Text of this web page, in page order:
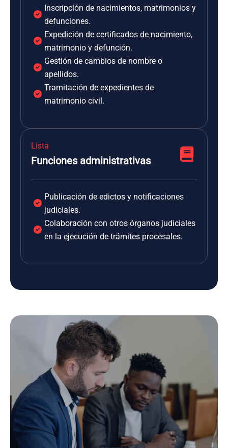
Inscripción de nacimientos, matrimonios y
defunciones.
Expedición de certificados de nacimiento,
matrimonio y defunción.
Gestión de cambios de nombre o
apellidos.
Tramitación de expedientes de
matrimonio civil.
Lista
Funciones administrativas
Publicación de edictos y notificaciones
judiciales.
Colaboración con otros órganos judiciales
en la ejecución de trámites procesales.